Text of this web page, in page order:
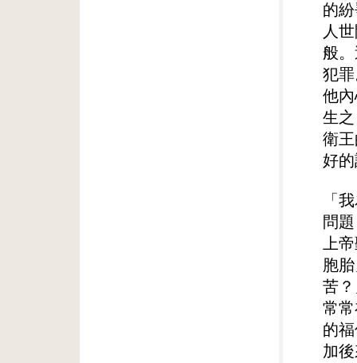
的
人
般
犯
他
生
衛
好
「
問
上
胞
苦
常
的
加